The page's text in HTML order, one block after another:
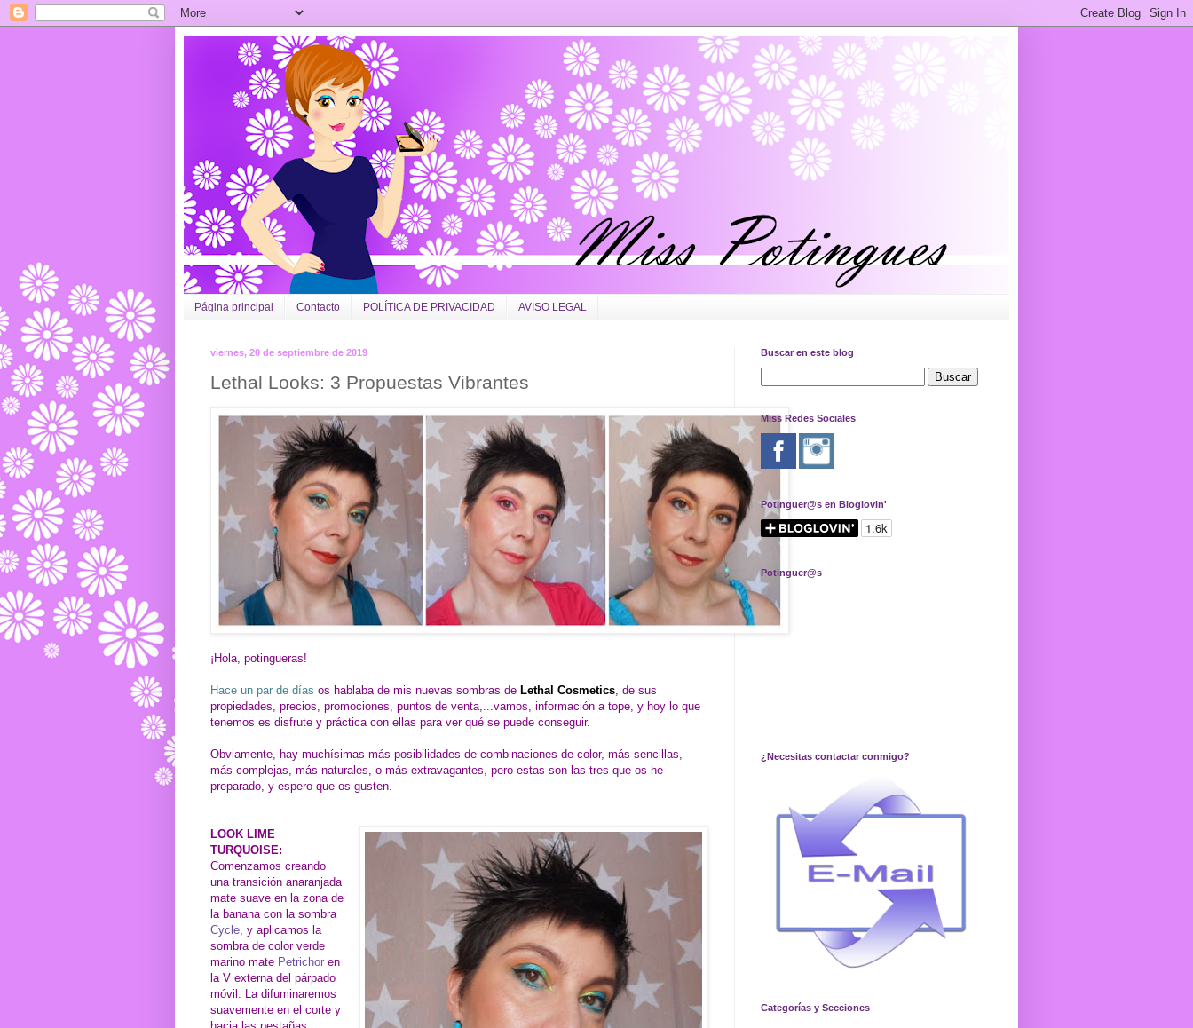
Página principal Contacto POLÍTICA DE PRIVACIDAD AVISO LEGAL
viernes, 20 de septiembre de 2019
Lethal Looks: 3 Propuestas Vibrantes
¡Hola, potingueras!
Hace un par de días os hablaba de mis nuevas sombras de Lethal Cosmetics , de sus
propiedades, precios, promociones, puntos de venta,...vamos, información a tope, y hoy lo que
tenemos es disfrute y práctica con ellas para ver qué se puede conseguir.
Obviamente, hay muchísimas más posibilidades de combinaciones de color, más sencillas,
más complejas, más naturales, o más extravagantes, pero estas son las tres que os he
preparado, y espero que os gusten.
LOOK LIME
TURQUOISE:
Comenzamos creando
una transición anaranjada
mate suave en la zona de
la banana con la sombra
Cycle , y aplicamos la
sombra de color verde
marino mate Petrichor en
la V externa del párpado
móvil. La difuminaremos
suavemente en el corte y
hacia las pestañas
Buscar en este blog
Miss Redes Sociales
Potinguer@s en Bloglovin'
Potinguer@s
¿Necesitas contactar conmigo?
Categorías y Secciones